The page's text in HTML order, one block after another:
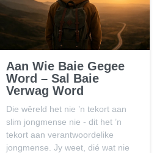
Aan Wie Baie Gegee
Word – Sal Baie
Verwag Word
Die wêreld het nie ’n tekort aan
slim jongmense nie - dit het ’n
tekort aan verantwoordelike
jongmense. Jy weet, dié wat nie